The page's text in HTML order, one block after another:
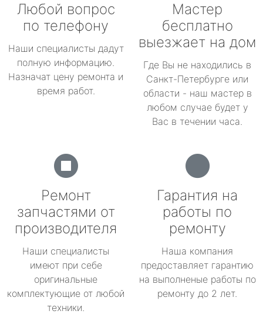
Любой вопрос
по телефону
Наши специалисты дадут
полную информацию.
Назначат цену ремонта и
время работ.
Мастер
бесплатно
выезжает на дом
Где Вы не находились в
Санкт-Петербурге или
области - наш мастер в
любом случае будет у
Вас в течении часа.
Ремонт
запчастями от
производителя
Наши специалисты
имеют при себе
оригинальные
комплектующие от любой
техники.
Гарантия на
работы по
ремонту
Наша компания
предоставляет гарантию
на выполненые работы по
ремонту до 2 лет.